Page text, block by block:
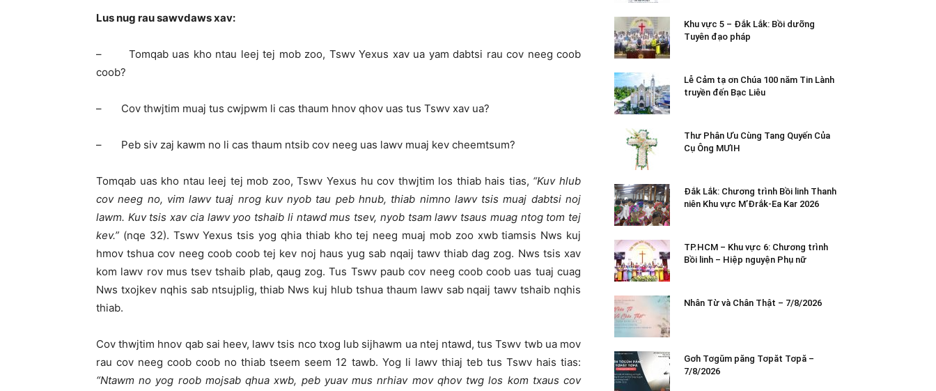
Lus nug rau sawvdaws xav:
– Tomqab uas kho ntau leej tej mob zoo, Tswv Yexus xav ua yam dabtsi rau cov neeg coob
coob?
– Cov thwjtim muaj tus cwjpwm li cas thaum hnov qhov uas tus Tswv xav ua?
– Peb siv zaj kawm no li cas thaum ntsib cov neeg uas lawv muaj kev cheemtsum?
Tomqab uas kho ntau leej tej mob zoo, Tswv Yexus hu cov thwjtim los thiab hais tias, “Kuv hlub
cov neeg no, vim lawv tuaj nrog kuv nyob tau peb hnub, thiab nimno lawv tsis muaj dabtsi noj
lawm. Kuv tsis xav cia lawv yoo tshaib li ntawd mus tsev, nyob tsam lawv tsaus muag ntog tom tej
kev.” (nqe 32). Tswv Yexus tsis yog qhia thiab kho tej neeg muaj mob zoo xwb tiamsis Nws kuj
hmov tshua cov neeg coob coob tej kev noj haus yug sab nqaij tawv thiab dag zog. Nws tsis xav
kom lawv rov mus tsev tshaib plab, qaug zog. Tus Tswv paub cov neeg coob coob uas tuaj cuag
Nws txojkev nqhis sab ntsujplig, thiab Nws kuj hlub tshua thaum lawv sab nqaij tawv tshaib nqhis
thiab.
Cov thwjtim hnov qab sai heev, lawv tsis nco txog lub sijhawm ua ntej ntawd, tus Tswv twb ua mov
rau cov neeg coob coob no thiab tseem seem 12 tawb. Yog li lawv thiaj teb tus Tswv hais tias:
“Ntawm no yog roob mojsab qhua xwb, peb yuav mus nrhiav mov qhov twg los kom txaus cov
Khu vực 5 – Đắk Lắk: Bồi dưỡng
Tuyên đạo pháp
Lễ Cảm tạ ơn Chúa 100 năm Tin Lành
truyền đến Bạc Liêu
Thư Phân Ưu Cùng Tang Quyến Của
Cụ Ông MƯIH
Đắk Lắk: Chương trình Bồi linh Thanh
niên Khu vực M’Đrắk-Ea Kar 2026
TP.HCM – Khu vực 6: Chương trình
Bồi linh – Hiệp nguyện Phụ nữ
Nhân Từ và Chân Thật – 7/8/2026
Gơh Tơgŭm păng Tơpăt Tơpă –
7/8/2026